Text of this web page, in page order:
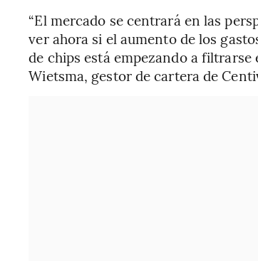
“El mercado se centrará en las
ver ahora si el aumento de los
de chips está empezando a filtrarse
Wietsma, gestor de cartera de